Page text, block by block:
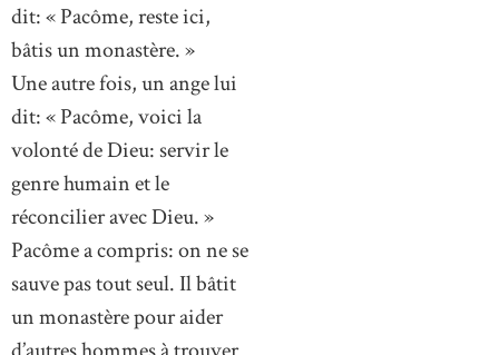
dit: « Pacôme, reste ici,
bâtis un monastère. »
Une autre fois, un ange lui
dit: « Pacôme, voici la
volonté de Dieu: servir le
genre humain et le
réconcilier avec Dieu. »
Pacôme a compris: on ne se
sauve pas tout seul. Il bâtit
un monastère pour aider